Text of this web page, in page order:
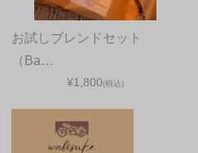
お試しブレンドセット
（Ba…
¥1,800(税込)